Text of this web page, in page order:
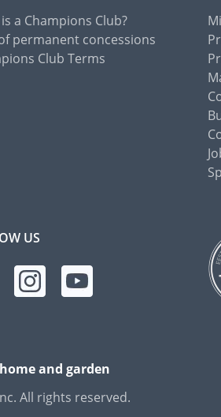
a Champions Club?
permanent concessions
Club Terms
US
and garden
All rights reserved.